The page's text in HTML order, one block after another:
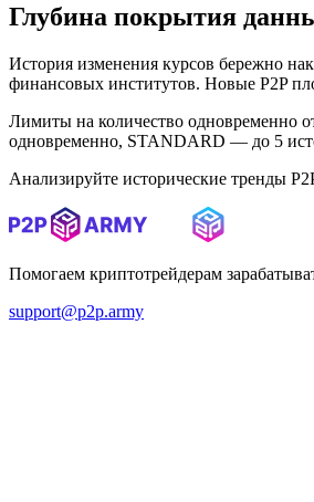
Глубина покрытия
История изменения курсов бережно
финансовых институтов. Новые P2P
Лимиты на количество одновременно
одновременно, STANDARD — до 5
Анализируйте исторические тренды
Помогаем криптотрейдерам
support@p2p.army